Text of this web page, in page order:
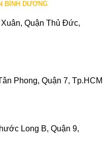
BÌNH DƯƠNG
Quận Thủ Đức,
Phong, Quận 7, Tp.HCM
Long B, Quận 9,